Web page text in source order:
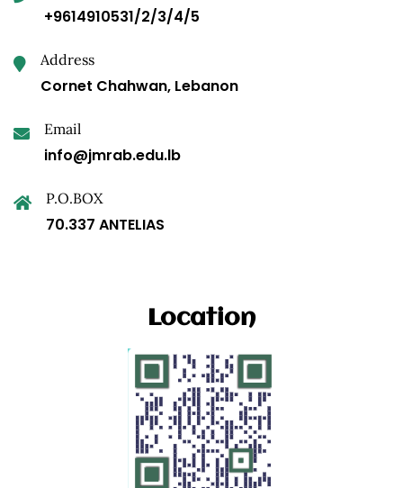
+9614910531/2/3/4/5
Address
Cornet Chahwan, Lebanon
Email
info@jmrab.edu.lb
P.O.BOX
70.337 ANTELIAS
Location